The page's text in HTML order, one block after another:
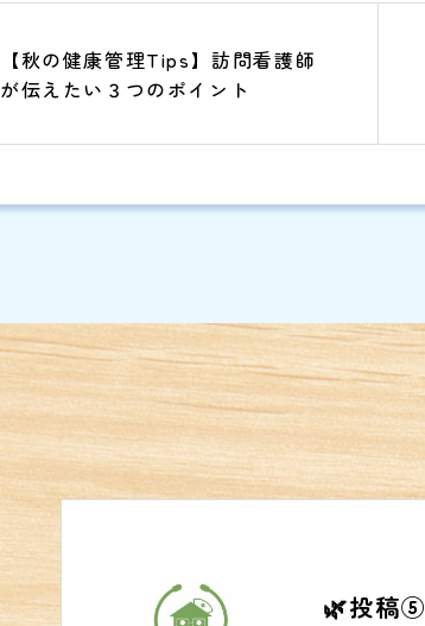
【秋の健康管理Tips】訪問看護師
が伝えたい３つのポイント
🌿投稿⑤